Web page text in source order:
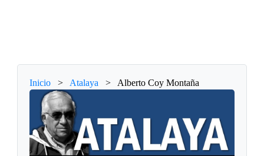
Inicio > Atalaya > Alberto Coy Montaña